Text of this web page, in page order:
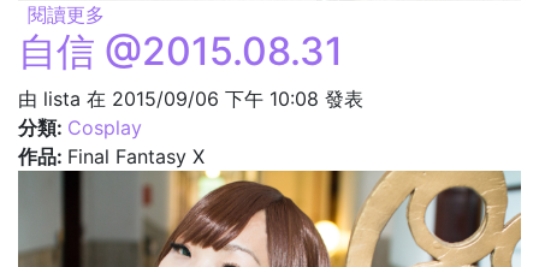
閱讀更多
自信 @2015.08.31
由 lista 在 2015/09/06 下午 10:08 發表
分類: Cosplay
作品: Final Fantasy X